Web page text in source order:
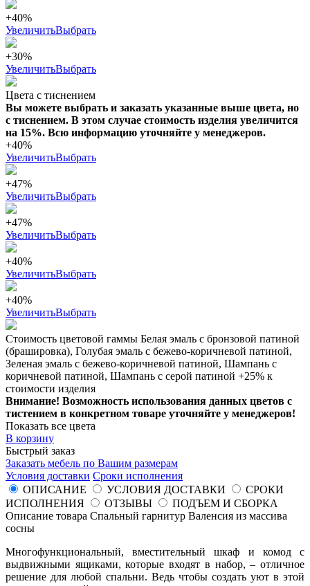
+40%
УвеличитьВыбрать
+30%
УвеличитьВыбрать
Цвета с тиснением
Вы можете выбрать и заказать указанные выше цвета, но
с тиснением. В этом случае стоимость изделия увеличится
на 15%. Всю информацию уточняйте у менеджеров.
+40%
УвеличитьВыбрать
+47%
УвеличитьВыбрать
+47%
УвеличитьВыбрать
+40%
УвеличитьВыбрать
+40%
УвеличитьВыбрать
Стоимость цветовой гаммы Белая эмаль с бронзовой патиной
(брашировка), Голубая эмаль с бежево-коричневой патиной,
Зеленая эмаль с бежево-коричневой патиной, Шампань с
коричневой патиной, Шампань с серой патиной +25% к
стоимости изделия
Внимание! Возможность использования данных цветов с
тистением в конкретном товаре уточняйте у менеджеров!
Показать все цвета
В корзину
Быстрый заказ
Заказать мебель по Вашим размерам
Условия доставки Сроки исполнения
ОПИСАНИЕ
УСЛОВИЯ ДОСТАВКИ
СРОКИ
ИСПОЛНЕНИЯ
ОТЗЫВЫ
ПОДЪЕМ И СБОРКА
Описание товара Спальный гарнитур Валенсия из массива
сосны
Многофункциональный, вместительный шкаф и комод с
выдвижными ящиками, которые входят в набор, – отличное
решение для любой спальни. Ведь чтобы создать уют в этой